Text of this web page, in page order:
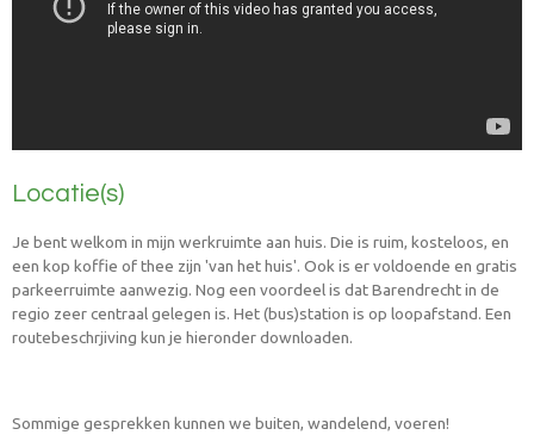
Locatie(s)
Je bent welkom in mijn werkruimte aan huis. Die is ruim, kosteloos, en
een kop koffie of thee zijn 'van het huis'. Ook is er voldoende en gratis
parkeerruimte aanwezig. Nog een voordeel is dat Barendrecht in de
regio zeer centraal gelegen is. Het (bus)station is op loopafstand. Een
routebeschrjiving kun je hieronder downloaden.
Sommige gesprekken kunnen we buiten, wandelend, voeren!